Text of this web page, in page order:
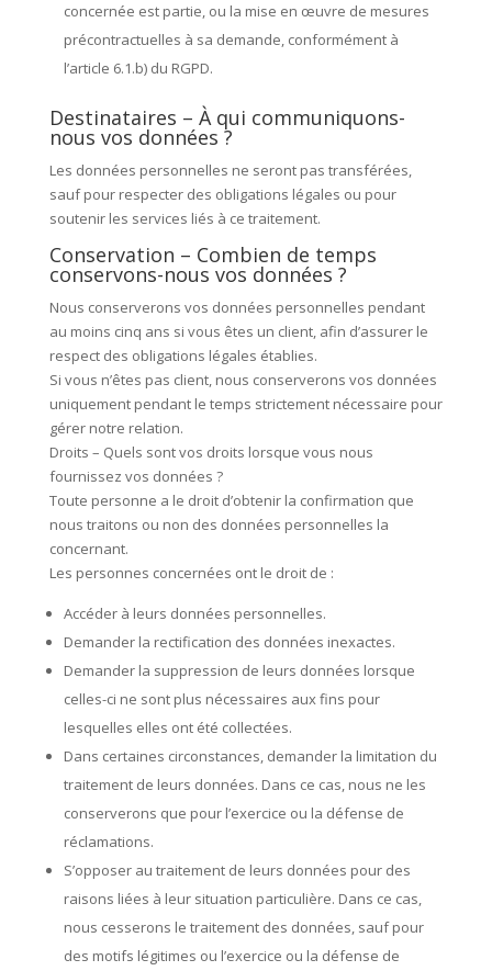
concernée est partie, ou la mise en œuvre de mesures
précontractuelles à sa demande, conformément à
l’article 6.1.b) du RGPD.
Destinataires – À qui communiquons-
nous vos données ?
Les données personnelles ne seront pas transférées,
sauf pour respecter des obligations légales ou pour
soutenir les services liés à ce traitement.
Conservation – Combien de temps
conservons-nous vos données ?
Nous conserverons vos données personnelles pendant
au moins cinq ans si vous êtes un client, afin d’assurer le
respect des obligations légales établies.
Si vous n’êtes pas client, nous conserverons vos données
uniquement pendant le temps strictement nécessaire pour
gérer notre relation.
Droits – Quels sont vos droits lorsque vous nous
fournissez vos données ?
Toute personne a le droit d’obtenir la confirmation que
nous traitons ou non des données personnelles la
concernant.
Les personnes concernées ont le droit de :
Accéder à leurs données personnelles.
Demander la rectification des données inexactes.
Demander la suppression de leurs données lorsque
celles-ci ne sont plus nécessaires aux fins pour
lesquelles elles ont été collectées.
Dans certaines circonstances, demander la limitation du
traitement de leurs données. Dans ce cas, nous ne les
conserverons que pour l’exercice ou la défense de
réclamations.
S’opposer au traitement de leurs données pour des
raisons liées à leur situation particulière. Dans ce cas,
nous cesserons le traitement des données, sauf pour
des motifs légitimes ou l’exercice ou la défense de